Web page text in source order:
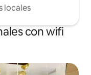
locales
con wifi